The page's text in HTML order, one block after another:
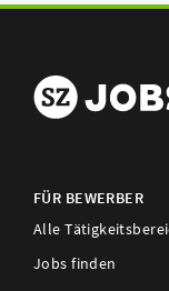
FÜR BEWERBER
Alle
Jobs finden